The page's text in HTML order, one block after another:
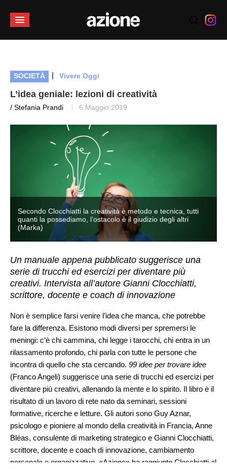
SOCIETÀ | Vivere Oggi
L’idea geniale: lezioni di creatività
/ Stefania Prandi 6 Maggio 2019
Secondo Clocchiatti la creatività è metodo e tecnica, tutti
quanti la possediamo, l’ostacolo è il giudizio degli altri
(Marka)
Un manuale appena pubblicato suggerisce una
serie di trucchi ed esercizi per diventare più
creativi. Intervista all’autore Gianni Clocchiatti,
scrittore, docente e coach di innovazione
Non è semplice farsi venire l’idea che manca, che potrebbe
fare la differenza. Esistono modi diversi per spremersi le
meningi: c’è chi cammina, chi legge i tarocchi, chi entra in un
rilassamento profondo, chi parla con tutte le persone che
incontra di quello che sta cercando. 99 idee per trovare idee
(Franco Angeli) suggerisce una serie di trucchi ed esercizi per
diventare più creativi, allenando la mente e lo spirito. Il libro è il
risultato di un lavoro di rete nato da seminari, sessioni
formative, ricerche e letture. Gli autori sono Guy Aznar,
psicologo e pioniere al mondo della creatività in Francia, Anne
Bléas, consulente di marketing strategico e Gianni Clocchiatti,
scrittore, docente e coach di innovazione, cambiamento
personale e organizzativo. «Azione» ha raggiunto Clocchiatti al